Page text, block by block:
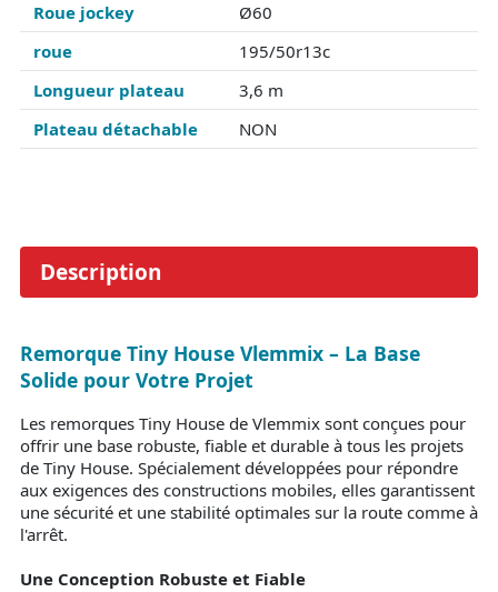
Roue jockey
Ø60
roue
195/50r13c
Longueur plateau
3,6 m
Plateau détachable
NON
Description
Remorque Tiny House Vlemmix – La Base
Solide pour Votre Projet
Les remorques Tiny House de Vlemmix sont conçues pour
offrir une base robuste, fiable et durable à tous les projets
de Tiny House. Spécialement développées pour répondre
aux exigences des constructions mobiles, elles garantissent
une sécurité et une stabilité optimales sur la route comme à
l'arrêt.
Une Conception Robuste et Fiable